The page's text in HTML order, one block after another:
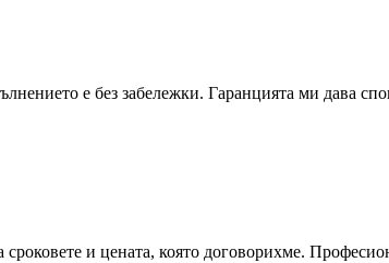
е без забележки. Гаранцията ми дава
и цената, която договорихме.